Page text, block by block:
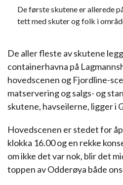
De første skutene er allerede
tett med skuter og folk i
De aller fleste av skutene
containerhavna på
hovedscenen og Fjordline-
matservering og salgs- og
skutene, havseilerne, ligger i
Hovedscenen er stedet for
klokka 16.00 og en rekke
om ikke det var nok, blir det
toppen av Odderøya både